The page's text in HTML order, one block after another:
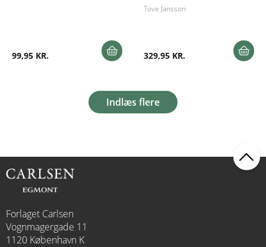
99,95 KR.
Tove Jansson
329,95 KR.
Indlæs flere
Forlaget Carlsen
Vognmagergade 11
1120 København K